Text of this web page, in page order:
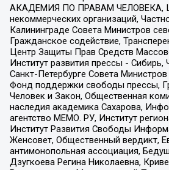
АКАДЕМИЯ ПО ПРАВАМ ЧЕЛОВЕКА,
некоммерческих организаций,
Калининграде Совета Министров
Гражданское содействие,
Центр Защиты Прав Средств
Институт развития прессы - Сибирь,
Санкт-Петербурге Совета
Фонд поддержки свободы прессы,
Человек и Закон, Общественная
наследия академика Сахарова,
агентство МЕМО. РУ, Институт
Институт Развития Свободы
Женсовет, Общественный вердикт,
антимонопольная ассоциация,
Дзугкоева Регина Николаевна,